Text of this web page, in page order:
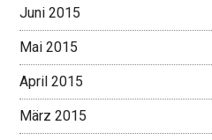
Juni 2015
Mai 2015
April 2015
März 2015